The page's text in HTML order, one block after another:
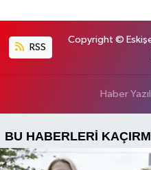
RSS
Copyright ©
Haber